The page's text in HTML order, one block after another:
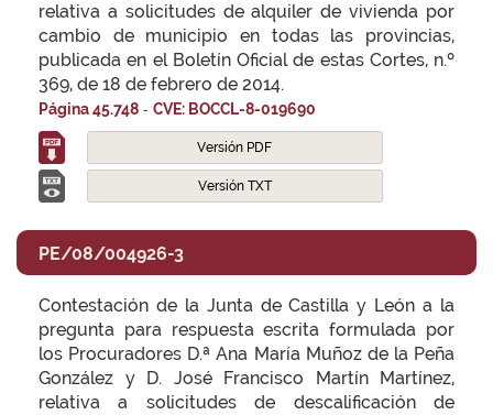
relativa a solicitudes de alquiler de vivienda por
cambio de municipio en todas las provincias,
publicada en el Boletín Oficial de estas Cortes, n.º
369, de 18 de febrero de 2014.
Página 45.748 - CVE: BOCCL-8-019690
Versión PDF
Versión TXT
PE/08/004926-3
Contestación de la Junta de Castilla y León a la
pregunta para respuesta escrita formulada por
los Procuradores D.ª Ana María Muñoz de la Peña
González y D. José Francisco Martín Martínez,
relativa a solicitudes de descalificación de